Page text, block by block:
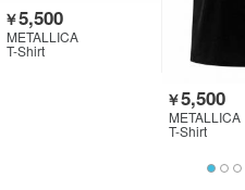
￥5,500
METALLICA
T-Shirt
￥5,500
METALLICA
T-Shirt